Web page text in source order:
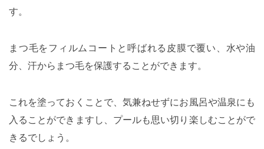
す。
まつ毛をフィルムコートと呼ばれる皮膜で覆い、水や油
分、汗からまつ毛を保護することができます。
これを塗っておくことで、気兼ねせずにお風呂や温泉にも
入ることができますし、プールも思い切り楽しむことがで
きるでしょう。